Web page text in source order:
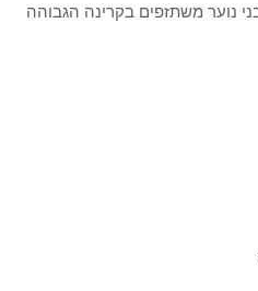
נוער משתזפים בקרינה הגבוהה